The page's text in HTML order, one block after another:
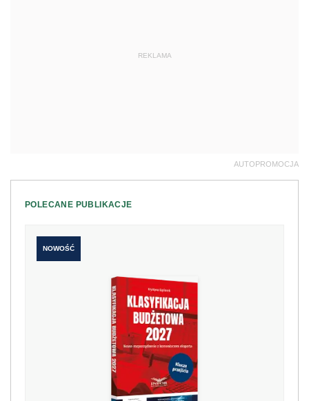
REKLAMA
AUTOPROMOCJA
POLECANE PUBLIKACJE
NOWOŚĆ